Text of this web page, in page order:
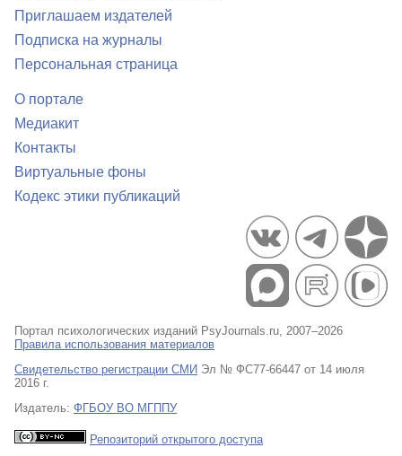
Приглашаем издателей
Подписка на журналы
Персональная страница
О портале
Медиакит
Контакты
Виртуальные фоны
Кодекс этики публикаций
Портал психологических изданий PsyJournals.ru, 2007–2026
Правила использования материалов
Свидетельство регистрации СМИ Эл № ФС77-66447 от 14 июля
2016 г.
Издатель: ФГБОУ ВО МГППУ
Репозиторий открытого доступа